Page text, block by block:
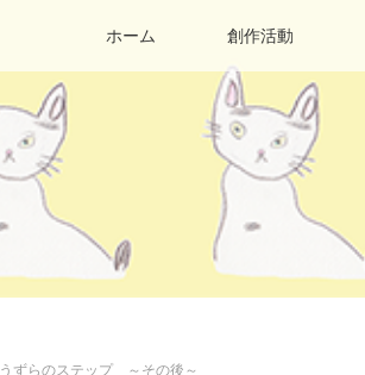
ホーム 創作活動
うずらのステップ ～その後～